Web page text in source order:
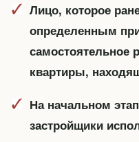
Лицо, которое
определенным
самостоятельное
квартиры,
На начальном
застройщики